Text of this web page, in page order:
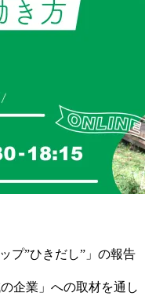
プ”ひきだし”」の報告
企業」への取材を通し